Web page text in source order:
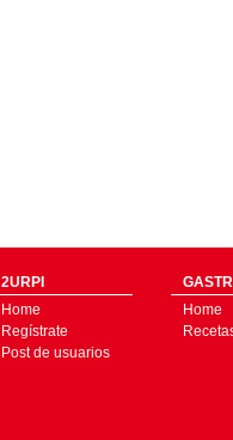
2URPI
Home
Regístrate
Post de usuarios
Home